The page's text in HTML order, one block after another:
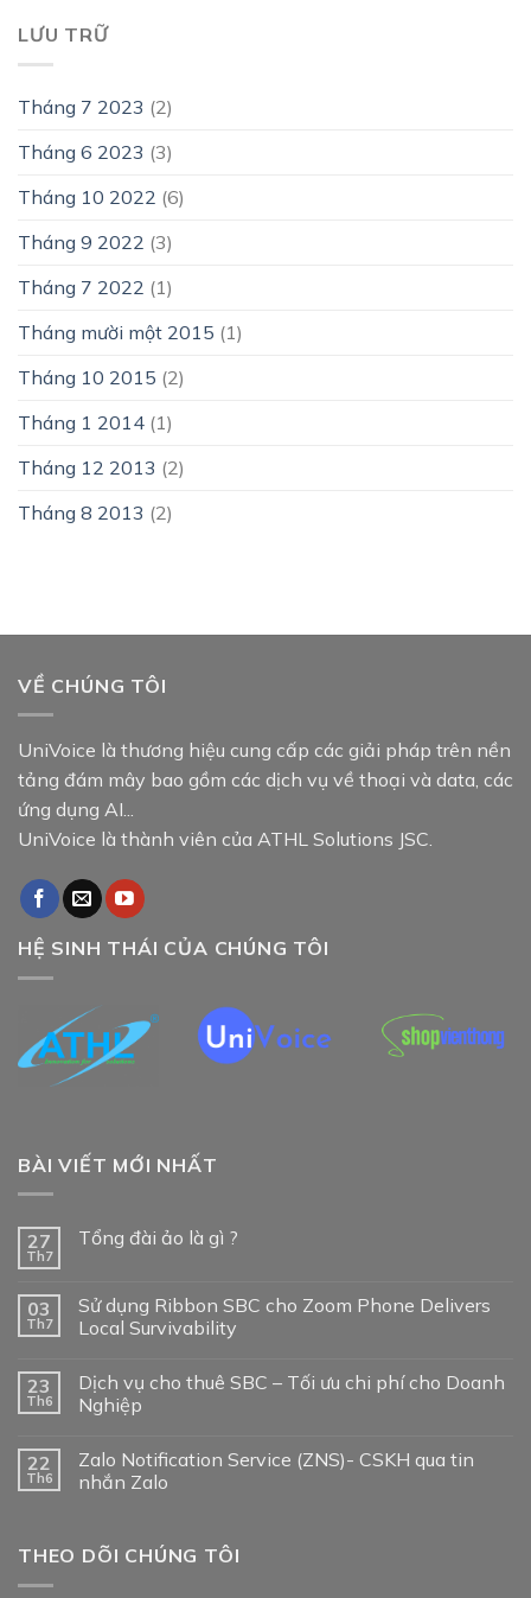
LƯU TRỮ
Tháng 7 2023 (2)
Tháng 6 2023 (3)
Tháng 10 2022 (6)
Tháng 9 2022 (3)
Tháng 7 2022 (1)
Tháng mười một 2015 (1)
Tháng 10 2015 (2)
Tháng 1 2014 (1)
Tháng 12 2013 (2)
Tháng 8 2013 (2)
VỀ CHÚNG TÔI
UniVoice là thương hiệu cung cấp các giải pháp trên nền
tảng đám mây bao gồm các dịch vụ về thoại và data, các
ứng dụng AI...
UniVoice là thành viên của ATHL Solutions JSC.
HỆ SINH THÁI CỦA CHÚNG TÔI
BÀI VIẾT MỚI NHẤT
27
Th7
Tổng đài ảo là gì ?
03
Th7
Sử dụng Ribbon SBC cho Zoom Phone Delivers
Local Survivability
23
Th6
Dịch vụ cho thuê SBC – Tối ưu chi phí cho Doanh
Nghiệp
22
Th6
Zalo Notification Service (ZNS)- CSKH qua tin
nhắn Zalo
THEO DÕI CHÚNG TÔI